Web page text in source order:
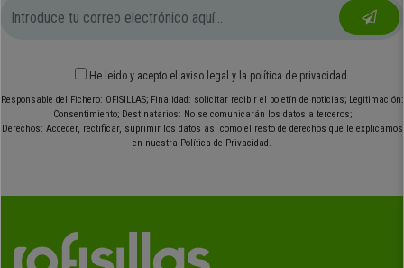
He leído y acepto el aviso legal y la política de privacidad
Responsable del Fichero: OFISILLAS; Finalidad: solicitar recibir el boletín de noticias; Legitimación:
Consentimiento; Destinatarios: No se comunicarán los datos a terceros;
Derechos: Acceder, rectificar, suprimir los datos así como el resto de derechos que le explicamos
en nuestra Política de Privacidad.